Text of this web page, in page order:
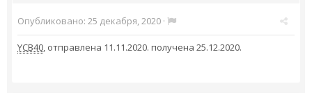
Опубликовано: 25 декабря, 2020 ·
YCB40, отправлена 11.11.2020. получена 25.12.2020.